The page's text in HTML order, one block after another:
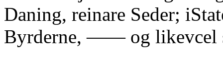
Daning, reinare Seder;
Byrderne, —— og likevcel